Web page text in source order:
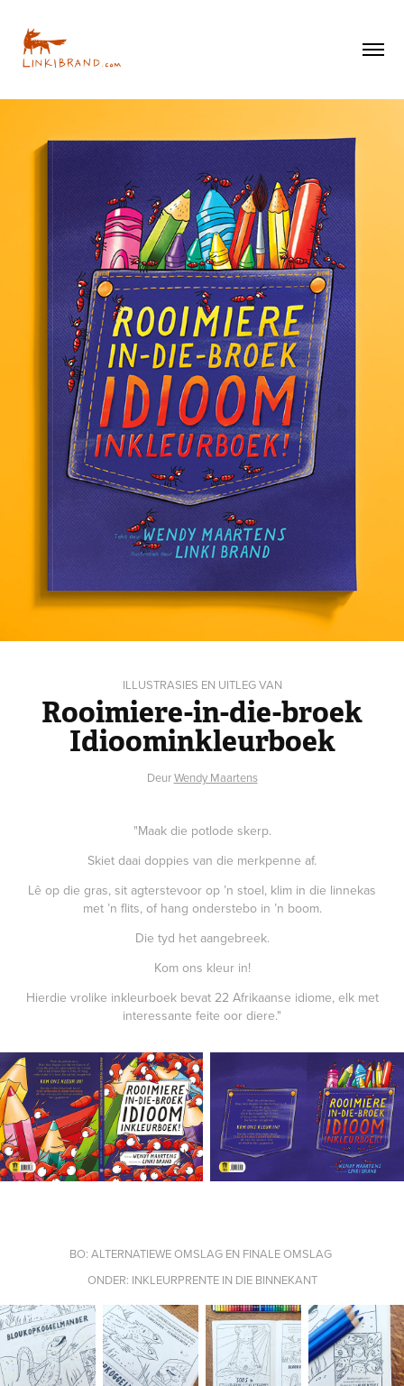
ILLUSTRASIES EN UITLEG VAN
Rooimiere-in-die-broek
Idioominkleurboek
DeurWendy Maartens
"Maak die potlode skerp.
Skiet daai doppies van die merkpenne af.
Lê op die gras, sit agterstevoor op ’n stoel, klim in die linnekas
met ’n flits, of hang onderstebo in ’n boom.
Die tyd het aangebreek.
Kom ons kleur in!
Hierdie vrolike inkleurboek bevat 22 Afrikaanse idiome, elk met
interessante feite oor diere."
BO: ALTERNATIEWE OMSLAG EN FINALE OMSLAG
ONDER: INKLEURPRENTE IN DIE BINNEKANT